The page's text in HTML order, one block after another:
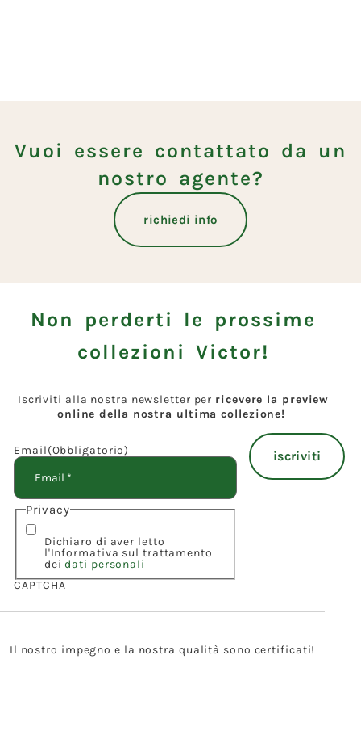
Vuoi essere contattato da un
nostro agente?
richiedi info
Non perderti le prossime
collezioni Victor!
Iscriviti alla nostra newsletter per ricevere la preview
online della nostra ultima collezione!
Email(Obbligatorio)
Privacy
Dichiaro di aver letto
l'Informativa sul trattamento
deidati personali
CAPTCHA
Il nostro impegno e la nostra qualità sono certificati!